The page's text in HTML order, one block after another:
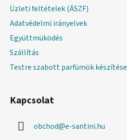
Üzleti feltételek (ÁSZF)
Adatvédelmi irányelvek
Együttmüködés
Szállítás
Testre szabott parfümök készítése
Kapcsolat
obchod@e-santini.hu